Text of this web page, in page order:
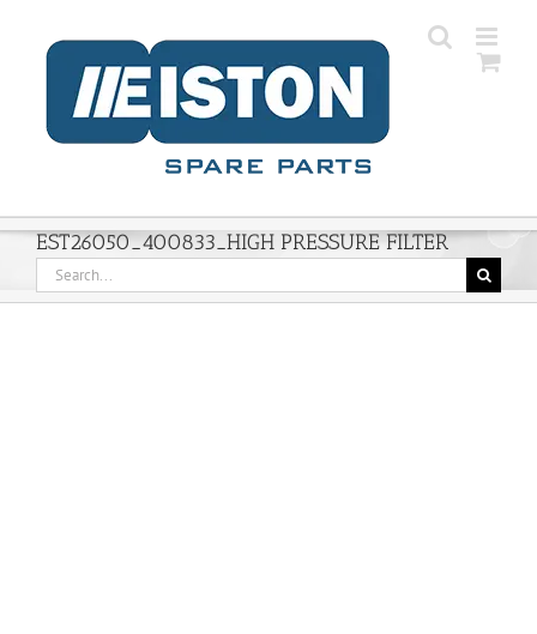
content
EST26050_400833_HIGH PRESSURE FILTER
Search
for: